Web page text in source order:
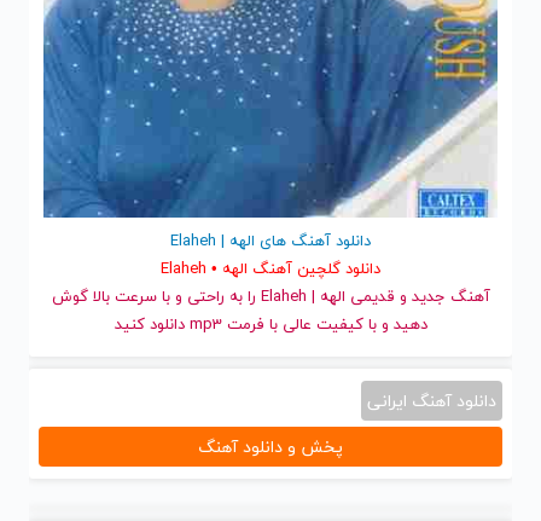
دانلود آهنگ های الهه | Elaheh
دانلود گلچین آهنگ الهه • Elaheh
آهنگ جدید
و قدیمی الهه | Elaheh را به راحتی و با سرعت بالا گوش
دهید و با کیفیت عالی با فرمت mp3 دانلود کنید
دانلود آهنگ ایرانی
پخش و دانلود آهنگ